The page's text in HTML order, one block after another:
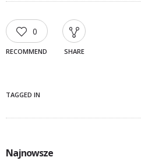
0
RECOMMEND SHARE
TAGGED IN
Najnowsze